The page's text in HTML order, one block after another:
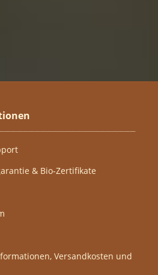
& Bio-Zertifikate
Versandkosten und